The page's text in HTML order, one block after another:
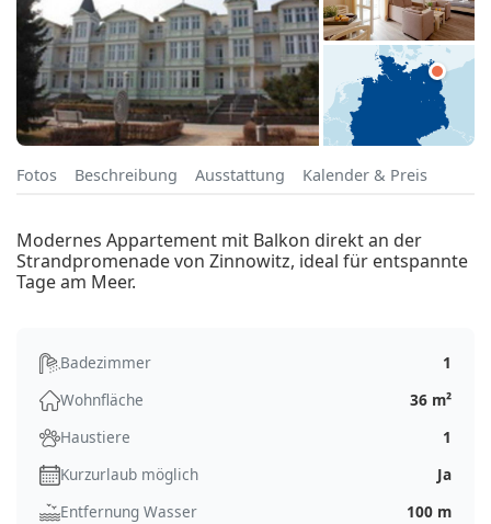
Fotos Beschreibung Ausstattung Kalender & Preis
Modernes Appartement mit Balkon direkt an der
Strandpromenade von Zinnowitz, ideal für entspannte
Tage am Meer.
Badezimmer
1
Wohnfläche
36 m²
Haustiere
1
Kurzurlaub möglich
Ja
Entfernung Wasser
100 m